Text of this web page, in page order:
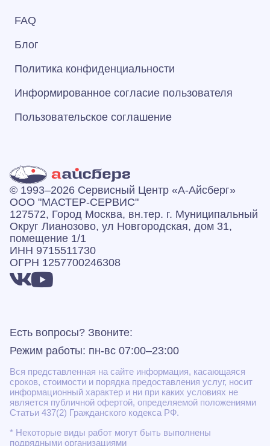
FAQ
Блог
Политика конфиденциальности
Информированное согласие пользователя
Пользовательское соглашение
© 1993–2026 Сервисный Центр «А‑Айсберг»
ООО "МАСТЕР-СЕРВИС"
127572, Город Москва, вн.тер. г. Муниципальный
Округ Лианозово, ул Новгородская, дом 31,
помещение 1/1
ИНН 9715511730
ОГРН 1257700246308
Есть вопросы? Звоните:
Режим работы: пн-вс 07:00–23:00
Вся представленная на сайте информация, касающаяся
сроков, стоимости и порядка предоставления услуг, носит
информационный характер и ни при каких условиях не
является публичной офертой, определяемой положениями
Статьи 437(2) Гражданского кодекса РФ.
* Некоторые виды работ могут быть выполнены
подрядными организациями